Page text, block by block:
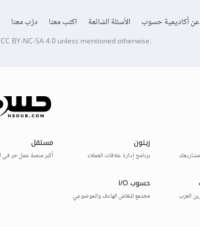
عن أكاديمية حسوب الأسئلة الشائعة اكتب معنا درّب معنا
CC BY-NC-SA 4.0unless mentioned otherwise.